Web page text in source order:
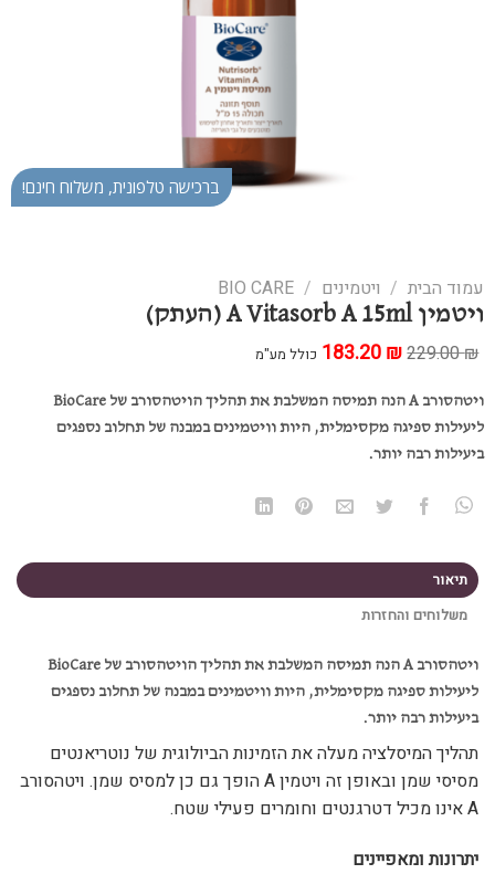
ברכישה טלפונית, משלוח חינם!
עמוד הבית / ויטמינים /
BIO CARE
ויטמין A Vitasorb A 15ml (העתק)
229.00₪ המחיר
229.00 ₪.
183.20₪ המחיר
183.20 ₪.
כולל מע"מ
ויטהסורב Aהנה תמיסה המשלבת את תהליך הויטהסורב של BioCare
ליעילות ספיגה מקסימלית, היות וויטמינים במבנה של תחלוב נספגים
ביעילות רבה יותר.
תיאור
משלוחים והחזרות
ויטהסורב A הנה תמיסה המשלבת את תהליך הויטהסורב של BioCare
ליעילות ספיגה מקסימלית, היות וויטמינים במבנה של תחלוב נספגים
ביעילות רבה יותר.
תהליך המיסלציה מעלה את הזמינות הביולוגית של נוטריאנטים
מסיסי שמן ובאופן זה ויטמיןAהופך גם כן למסיס שמן. ויטהסורב
Aאינו מכיל דטרגנטים וחומרים פעילי שטח.
יתרונות ומאפיינים